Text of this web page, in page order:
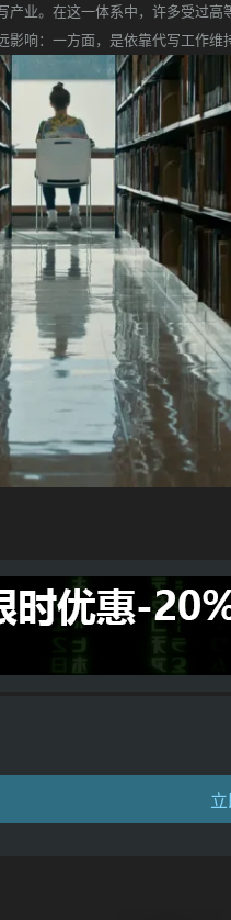
业。在这一体系中，许多受过
响：一方面，是依靠代写工作
立